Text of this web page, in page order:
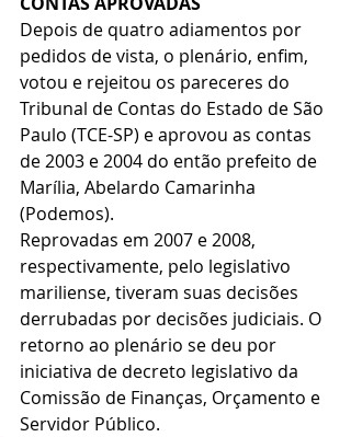
Depois de quatro adiamentos por
pedidos de vista, o plenário, enfim,
votou e rejeitou os pareceres do
Tribunal de Contas do Estado de São
Paulo (TCE-SP) e aprovou as contas
de 2003 e 2004 do então prefeito de
Marília, Abelardo Camarinha
(Podemos).
Reprovadas em 2007 e 2008,
respectivamente, pelo legislativo
mariliense, tiveram suas decisões
derrubadas por decisões judiciais. O
retorno ao plenário se deu por
iniciativa de decreto legislativo da
Comissão de Finanças, Orçamento e
Servidor Público.